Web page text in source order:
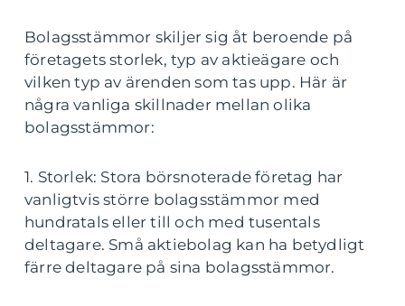
Bolagsstämmor skiljer sig åt beroende på
företagets storlek, typ av aktieägare och
vilken typ av ärenden som tas upp. Här är
några vanliga skillnader mellan olika
bolagsstämmor:
1. Storlek: Stora börsnoterade företag har
vanligtvis större bolagsstämmor med
hundratals eller till och med tusentals
deltagare. Små aktiebolag kan ha betydligt
färre deltagare på sina bolagsstämmor.